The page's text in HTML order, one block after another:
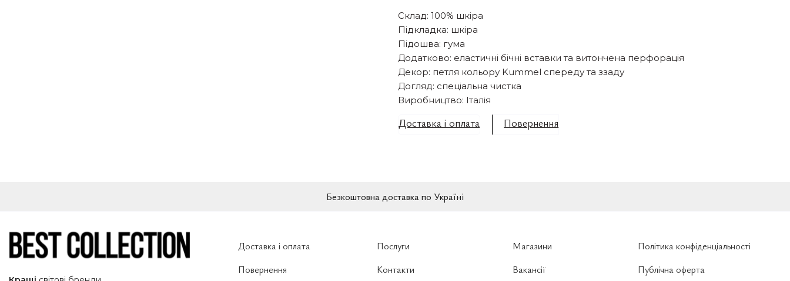
Склад: 100% шкіра
Підкладка: шкіра
Підошва: гума
Додатково: еластичні бічні вставки та витончена перфорація
Декор: петля кольору Kummel спереду та ззаду
Догляд: спеціальна чистка
Виробництво: Італія
Доставка і оплата Повернення
Безкоштовна доставка по Україні
Доставка і оплата
Повернення
Послуги
Контакти
Магазини
Вакансії
Політика конфіденціальності
Публічна оферта